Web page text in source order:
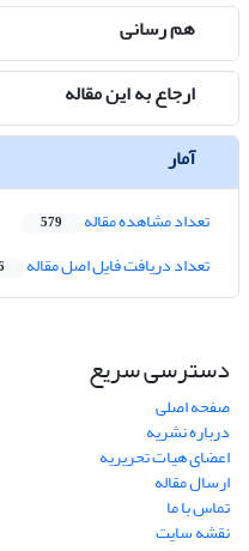
هم رسانی
ارجاع به این مقاله
آمار
تعداد مشاهده مقاله 579
تعداد دریافت فایل اصل مقاله
دسترسی سریع
صفحه اصلی
درباره نشریه
اعضای هیات تحریریه
ارسال مقاله
تماس با ما
نقشه سایت